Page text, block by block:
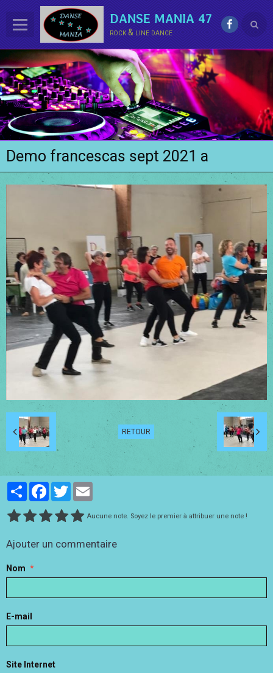
DANSE MANIA 47
rock & line dance
ACCUEIL
LE CLUB
La LINE DANCE
Le ROCK
Groupe Démo - Animations
PHOTOS
Contact
Annuaire
Demo francescas sept 2021 a
RETOUR
PartagerFacebookTwitter
Aucune note. Soyez le premier à attribuer une note !
Ajouter un commentaire
Nom
E-mail
Site Internet